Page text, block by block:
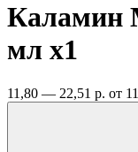
Каламин
мл x1
11,80 — 22,51 р. от